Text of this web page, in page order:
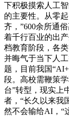
下积极摸索人工
的主要性。从零
齐，”600余所通
着千行百业的出
档教育阶段，各
并晦气于当下人
题，目前我国
段。高校需鞭策
台”转型，现实上
者，“长久以来我
然不会输给AI，“